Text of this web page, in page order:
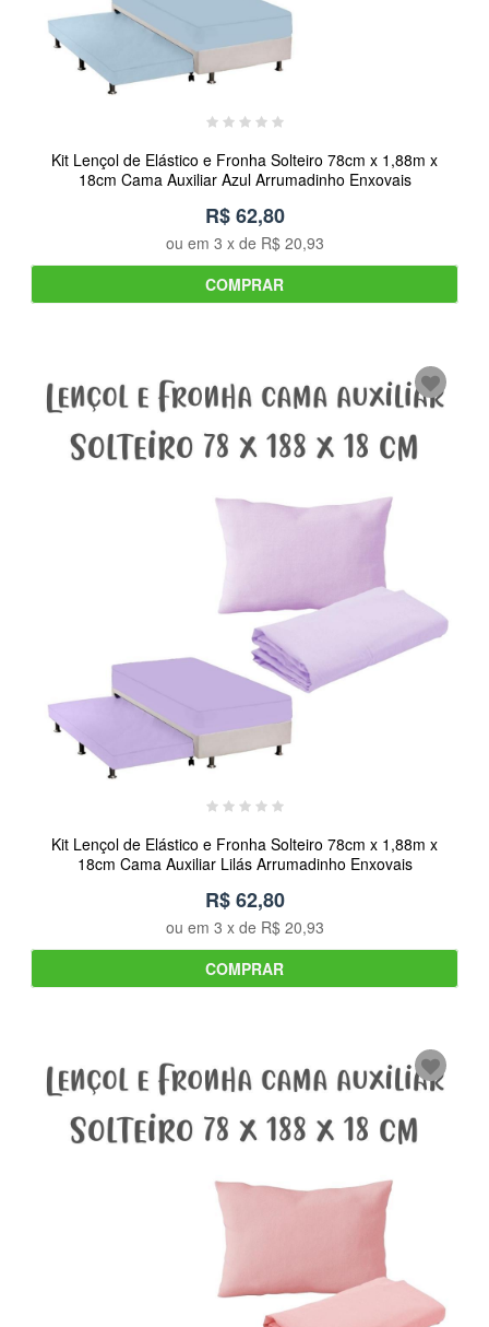
Kit Lençol de Elástico e Fronha Solteiro 78cm x 1,88m x
18cm Cama Auxiliar Azul Arrumadinho Enxovais
R$ 62,80
ou em 3 x de R$ 20,93
COMPRAR
Kit Lençol de Elástico e Fronha Solteiro 78cm x 1,88m x
18cm Cama Auxiliar Lilás Arrumadinho Enxovais
R$ 62,80
ou em 3 x de R$ 20,93
COMPRAR